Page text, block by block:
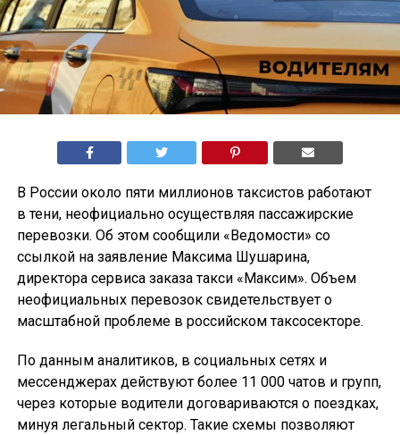
В России около пяти миллионов таксистов работают
в тени, неофициально осуществляя пассажирские
перевозки. Об этом сообщили «Ведомости» со
ссылкой на заявление Максима Шушарина,
директора сервиса заказа такси «Максим». Объем
неофициальных перевозок свидетельствует о
масштабной проблеме в российском таксосекторе.
По данным аналитиков, в социальных сетях и
мессенджерах действуют более 11 000 чатов и групп,
через которые водители договариваются о поездках,
минуя легальный сектор. Такие схемы позволяют